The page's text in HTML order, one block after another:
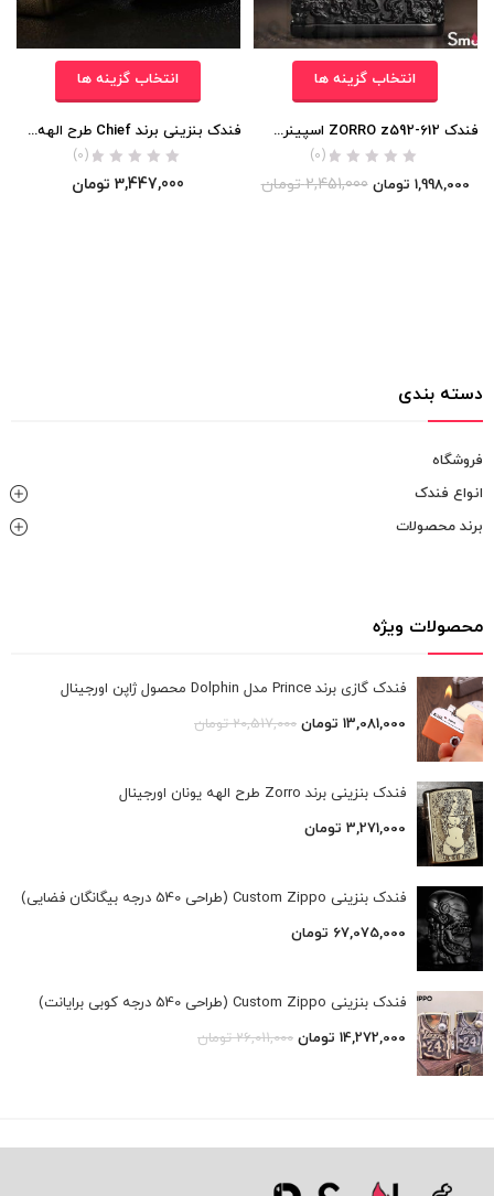
انتخاب گزینه ها
فندک ZORRO z592-612 اسپینری اورجینال
(0)
1,998,000 تومان 2,451,000 تومان
انتخاب گزینه ها
فندک بنزینی برند Chief طرح الهه یونان اورجینال
(0)
3,447,000 تومان
دسته بندی
فروشگاه
انواع فندک
برند محصولات
محصولات ویژه
فندک گازی برند Prince مدل Dolphin محصول ژاپن اورجینال
13,081,000 تومان 20,517,000 تومان
فندک بنزینی برند Zorro طرح الهه یونان اورجینال
3,271,000 تومان
فندک بنزینی Custom Zippo (طراحی 540 درجه بیگانگان فضایی)
67,075,000 تومان
فندک بنزینی Custom Zippo (طراحی 540 درجه کوبی برایانت)
14,272,000 تومان 26,011,000 تومان